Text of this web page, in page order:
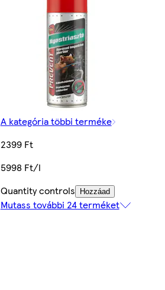
A kategória többi terméke
2399 Ft
5998 Ft/l
Quantity controls
Hozzáad
Mutass további 24 terméket